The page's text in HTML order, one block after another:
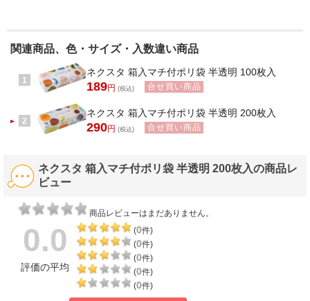
関連商品、色・サイズ・入数違い商品
1
ネクスタ 箱入マチ付ポリ袋 半透明 100枚入
189円 (税込) 合せ買い商品
2
ネクスタ 箱入マチ付ポリ袋 半透明 200枚入
290円 (税込) 合せ買い商品
ネクスタ 箱入マチ付ポリ袋 半透明 200枚入の商品レ
ビュー
商品レビューはまだありません。
0.0
評価の平均
(0件)
(0件)
(0件)
(0件)
(0件)